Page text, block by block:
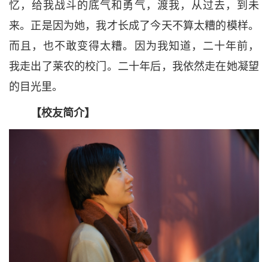
忆，给我战斗的底气和勇气，渡我，从过去，到未
来。正是因为她，我才长成了今天不算太糟的模样。
而且，也不敢变得太糟。因为我知道，二十年前，
我走出了莱农的校门。二十年后，我依然走在她凝望
的目光里。
【校友简介】